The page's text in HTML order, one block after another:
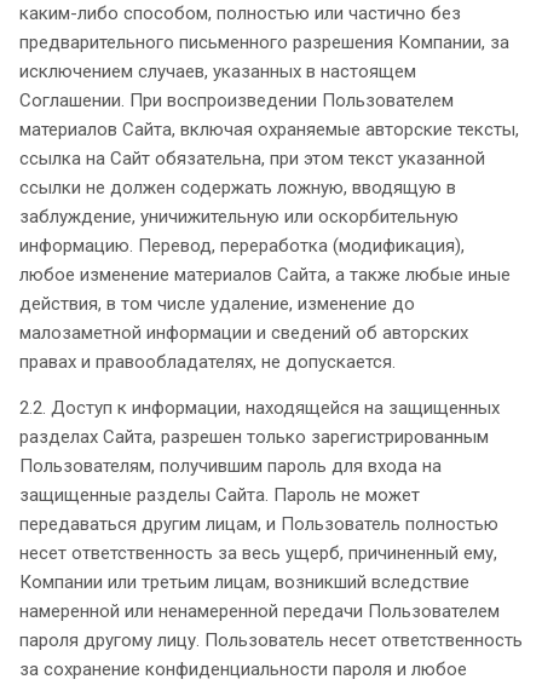
каким-либо способом, полностью или частично без
предварительного письменного разрешения Компании, за
исключением случаев, указанных в настоящем
Соглашении. При воспроизведении Пользователем
материалов Сайта, включая охраняемые авторские тексты,
ссылка на Сайт обязательна, при этом текст указанной
ссылки не должен содержать ложную, вводящую в
заблуждение, уничижительную или оскорбительную
информацию. Перевод, переработка (модификация),
любое изменение материалов Сайта, а также любые иные
действия, в том числе удаление, изменение до
малозаметной информации и сведений об авторских
правах и правообладателях, не допускается.
2.2. Доступ к информации, находящейся на защищенных
разделах Сайта, разрешен только зарегистрированным
Пользователям, получившим пароль для входа на
защищенные разделы Сайта. Пароль не может
передаваться другим лицам, и Пользователь полностью
несет ответственность за весь ущерб, причиненный ему,
Компании или третьим лицам, возникший вследствие
намеренной или ненамеренной передачи Пользователем
пароля другому лицу. Пользователь несет ответственность
за сохранение конфиденциальности пароля и любое